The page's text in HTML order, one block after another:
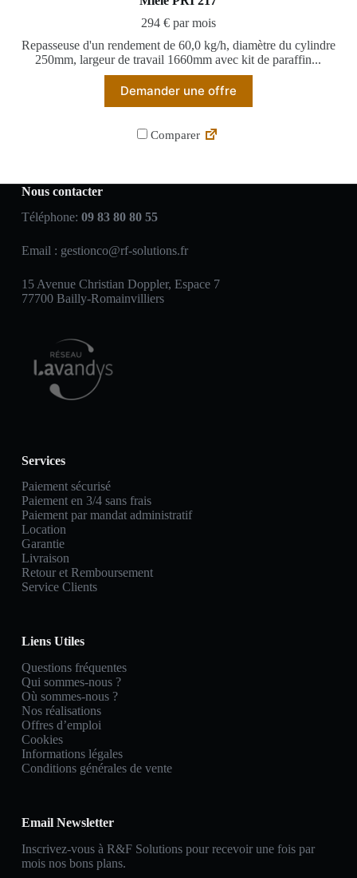
294 € par mois
Repasseuse d'un rendement de 60,0 kg/h, diamètre du cylindre
250mm, largeur de travail 1660mm avec kit de paraffin...
Demander une offre
Comparer
Nous contacter
Téléphone: 09 83 80 80 55
Email : gestionco@rf-solutions.fr
15 Avenue Christian Doppler, Espace 7
77700 Bailly-Romainvilliers
Services
Paiement sécurisé
Paiement en 3/4 sans frais
Paiement par mandat administratif
Location
Garantie
Livraison
Retour et Remboursement
Service Clients
Liens Utiles
Questions fréquentes
Qui sommes-nous ?
Où sommes-nous ?
Nos réalisations
Offres d’emploi
Cookies
Informations légales
Conditions générales de vente
Email Newsletter
Inscrivez-vous à R&F Solutions pour recevoir une fois par
mois nos bons plans.